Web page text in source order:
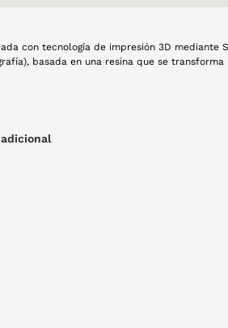
con tecnología de impresión 3D mediante
basada en una resina que se
estética premium con acabado
y usando tecnología 100% española y